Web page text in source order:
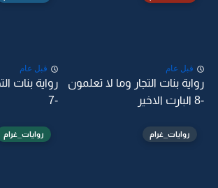
قبل عام
رواية بنات التجار وما لا تعلمون
-8 البارت الاخير
قبل عام
رواية بنات
-7
روايات_غرام روايات_غرام